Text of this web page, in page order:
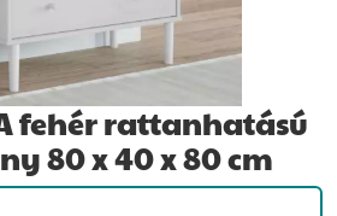
fehér rattanhatású
80 x 40 x 80 cm